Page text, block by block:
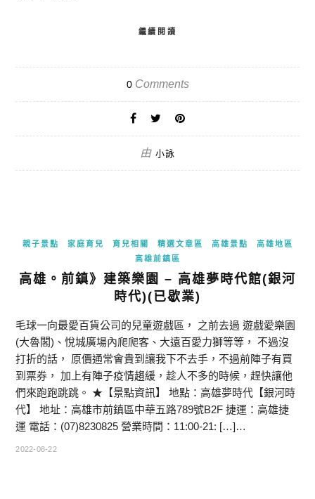
繼續閱讀
0Comments
由 小詠
親子景點 家庭育兒 育兒相關 精選文章區 高雄景點
高雄地區
高雄前鎮區
高雄。前鎮》建築樂園 – 高雄夢時代館(銀河
時代)(已歇業)
毛球一向最愛百貨公司的兒童遊戲區， 之前去過 遊戲愛樂園
(大魯閣)、悅城廣場內爬爬客、大遠百愛力獅等等， 不過沒
打折的話， 原價通常會貴到讓我下不去手，不過前陣子有買
到票券， 加上有陣子疫情趨緩，趁人不多的時候，趕快讓他
們來跑跑跳跳。 ★【景點資訊】 地點：高雄夢時代【銀河時
代】 地址：高雄市前鎮區中華五路789號B2F 捷運：高雄捷
運 電話：(07)8230825 營業時間：11:00-21: […]…
2022-08-22